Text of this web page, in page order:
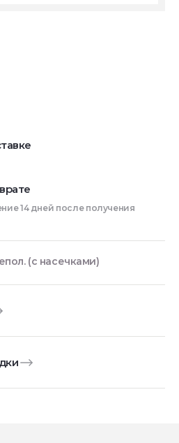
14 дней после получения
(с насечками)